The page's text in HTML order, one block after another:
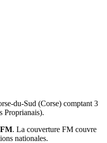
du-Sud (Corse) comptant 3
Proprianais).
FM. La couverture FM couvre
nationales.